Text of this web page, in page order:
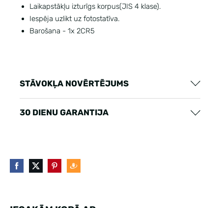
Laikapstākļu izturīgs korpus(JIS 4 klase).
Iespēja uzlikt uz fotostatīva.
Barošana - 1x 2CR5
STĀVOKĻA NOVĒRTĒJUMS
30 DIENU GARANTIJA